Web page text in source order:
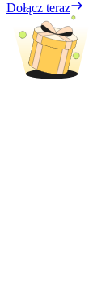
Dołącz teraz